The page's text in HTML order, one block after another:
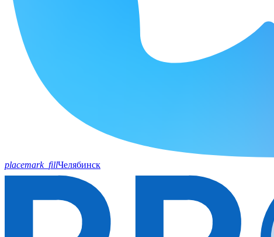
placemark_fillЧелябинск